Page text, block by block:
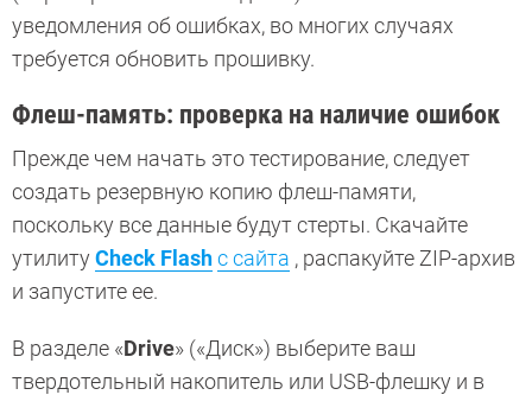
уведомления об ошибках, во многих случаях
требуется обновить прошивку.
Флеш-память: проверка на наличие ошибок
Прежде чем начать это тестирование, следует
создать резервную копию флеш-памяти,
поскольку все данные будут стерты. Скачайте
утилитуCheck Flashс сайта , распакуйте ZIP-архив
и запустите ее.
В разделе «Drive» («Диск») выберите ваш
твердотельный накопитель или USB-флешку и в